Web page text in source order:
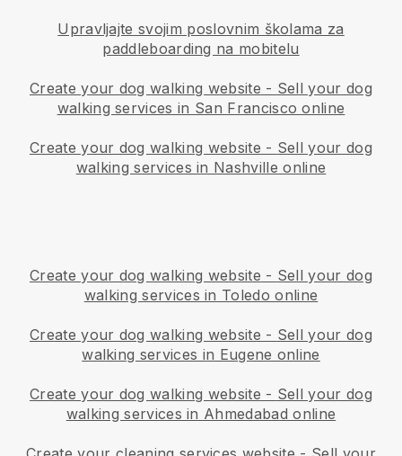
Upravljajte svojim poslovnim školama za
paddleboarding na mobitelu
Create your dog walking website - Sell your dog
walking services in San Francisco online
Create your dog walking website - Sell your dog
walking services in Nashville online
Create your dog walking website - Sell your dog
walking services in Toledo online
Create your dog walking website - Sell your dog
walking services in Eugene online
Create your dog walking website - Sell your dog
walking services in Ahmedabad online